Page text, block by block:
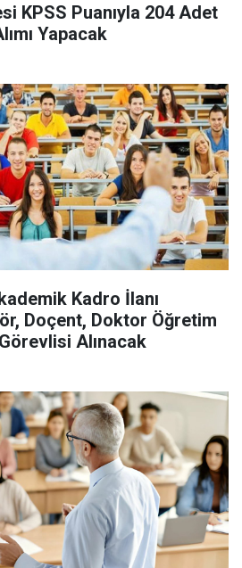
KPSS Puanıyla 204 Adet
Yapacak
Kadro İlanı
Doçent, Doktor Öğretim
Alınacak